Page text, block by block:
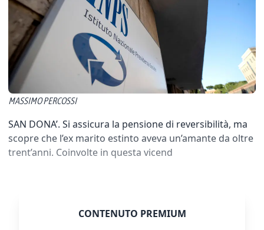
MASSIMO PERCOSSI
SAN DONA’. Si assicura la pensione di reversibilità, ma
scopre che l’ex marito estinto aveva un’amante da oltre
trent’anni. Coinvolte in questa vicend
CONTENUTO PREMIUM